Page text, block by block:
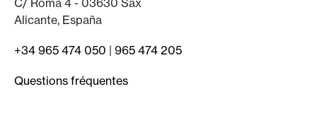
C/ Roma 4 - 03630 Sax
Alicante, España
+34 965 474 050 | 965 474 205
Questions fréquentes